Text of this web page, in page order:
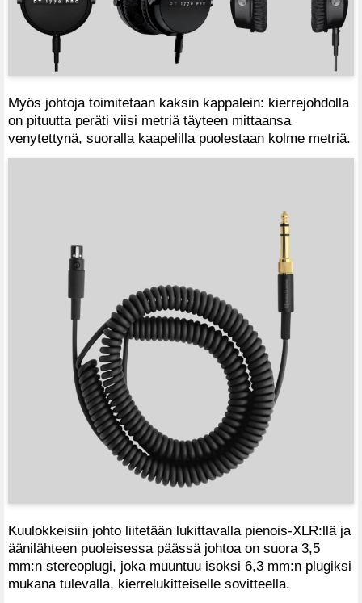
Myös johtoja toimitetaan kaksin kappalein: kierrejohdolla
on pituutta peräti viisi metriä täyteen mittaansa
venytettynä, suoralla kaapelilla puolestaan kolme metriä.
Kuulokkeisiin johto liitetään lukittavalla pienois-XLR:llä ja
äänilähteen puoleisessa päässä johtoa on suora 3,5
mm:n stereoplugi, joka muuntuu isoksi 6,3 mm:n plugiksi
mukana tulevalla, kierrelukitteiselle sovitteella.